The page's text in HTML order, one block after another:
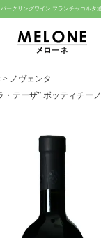
ークリングワイン フランチャコルタ
ノヴェンタ
・テーザ” ボッティチー